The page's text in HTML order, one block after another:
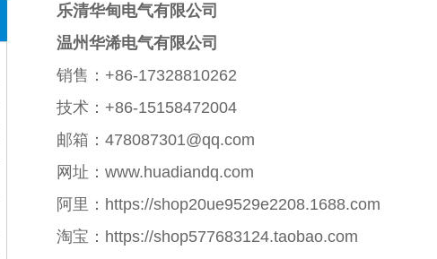
乐清华甸电气有限公司
温州华浠电气有限公司
销售：+86-17328810262
技术： +86-15158472004
邮箱 ： 478087301@qq.com
网址 ： www.huadiandq.com
阿里： https://shop20ue9529e2208.1688.com
淘宝： https://shop577683124.taobao.com